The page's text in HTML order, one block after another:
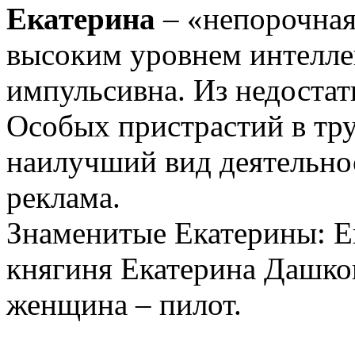
Екатерина –
высоким уровнем
импульсивна. Из
Особых пристрастий в
наилучший вид
реклама.
Знаменитые Екатерины:
княгиня Екатерина
женщина – пилот.